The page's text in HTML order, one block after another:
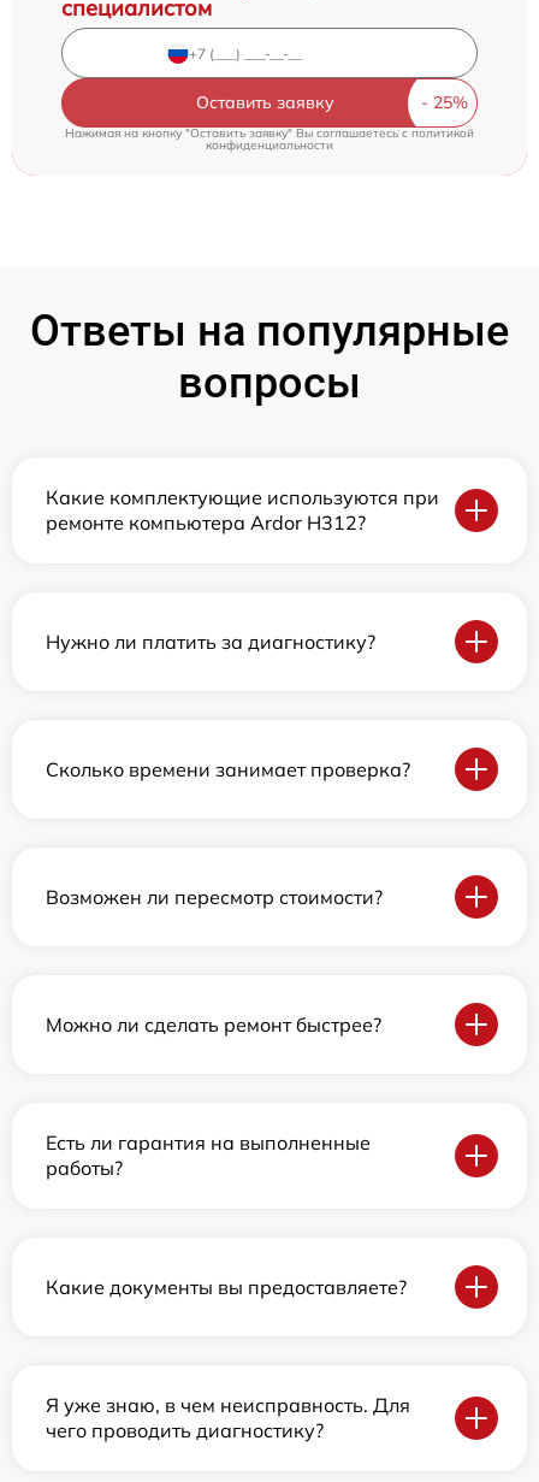
специалистом
Оставить заявку
Нажимая на кнопку "Оставить заявку" Вы соглашаетесь cполитикой
конфиденциальности
Ответы на популярные
вопросы
Какие комплектующие используются при
ремонте компьютера Ardor H312?
Нужно ли платить за диагностику?
Сколько времени занимает проверка?
Возможен ли пересмотр стоимости?
Можно ли сделать ремонт быстрее?
Есть ли гарантия на выполненные
работы?
Какие документы вы предоставляете?
Я уже знаю, в чем неисправность. Для
чего проводить диагностику?